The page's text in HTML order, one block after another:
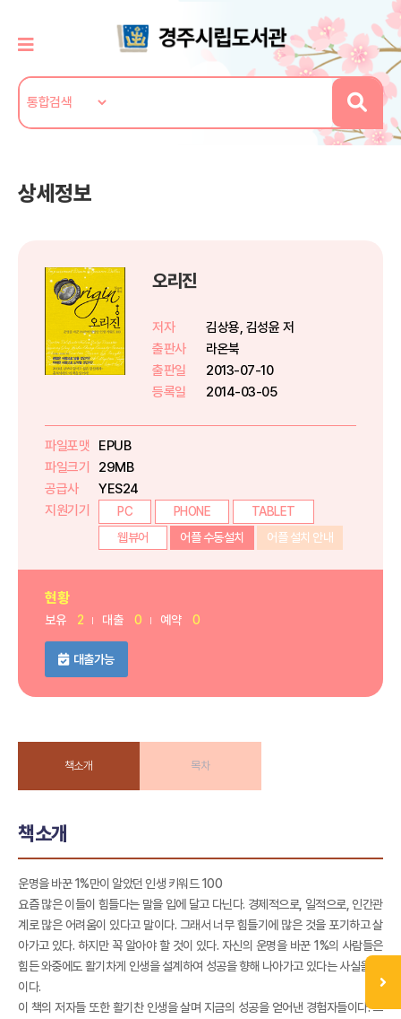
상세정보
오리진
저자
김상용, 김성윤 저
출판사
라온북
출판일
2013-07-10
등록일
2014-03-05
파일포맷
EPUB
파일크기
29MB
공급사
YES24
지원기기
PC PHONE
TABLET
웹뷰어
어플 수동설치 어플 설치 안내
현황
보유 2 대출 0 예약 0
대출가능
책소개 목차
책소개
운명을 바꾼 1%만이 알았던 인생 키워드 100
요즘 많은 이들이 힘들다는 말을 입에 달고 다닌다. 경제적으로, 일적으로, 인간관
계로 많은 어려움이 있다고 말이다. 그래서 너무 힘들기에 많은 것을 포기하고 살
아가고 있다. 하지만 꼭 알아야 할 것이 있다. 자신의 운명을 바꾼 1%의 사람들은
힘든 와중에도 활기차게 인생을 설계하여 성공을 향해 나아가고 있다는 사실을 말
이다.
이 책의 저자들 또한 활기찬 인생을 살며 지금의 성공을 얻어낸 경험자들이다. 그